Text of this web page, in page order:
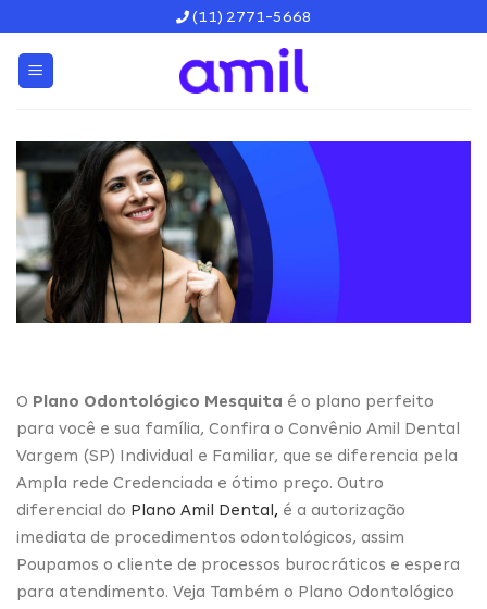
content
(11) 2771-5668
O Plano Odontológico Mesquita é o plano perfeito
para você e sua família, Confira o Convênio Amil Dental
Vargem (SP) Individual e Familiar, que se diferencia pela
Ampla rede Credenciada e ótimo preço. Outro
diferencial do Plano Amil Dental , é a autorização
imediata de procedimentos odontológicos, assim
Poupamos o cliente de processos burocráticos e espera
para atendimento. Veja Também o Plano Odontológico